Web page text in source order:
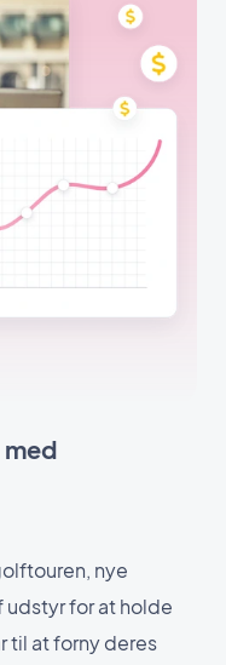
nye
for at holde
til at forny deres